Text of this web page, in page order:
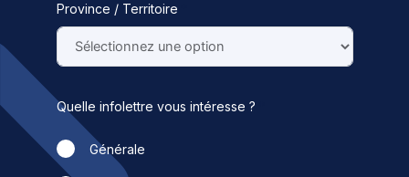
Province / Territoire
Quelle infolettre vous intéresse ?
Générale